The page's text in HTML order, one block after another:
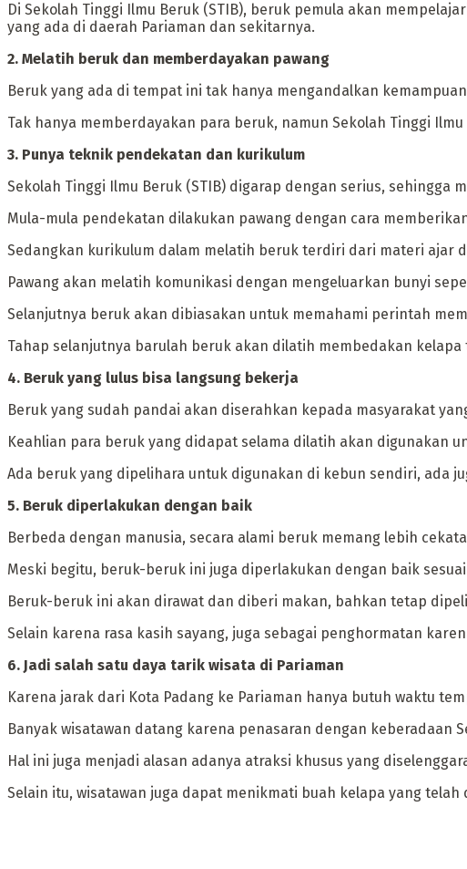
‎Di Sekolah Tinggi Ilmu Beruk (STIB), beruk pemula akan
yang ada di daerah Pariaman dan sekitarnya.
‎2. Melatih beruk dan memberdayakan pawang
‎Beruk yang ada di tempat ini tak hanya mengandalkan
‎Tak hanya memberdayakan para beruk, namun Sekolah Tinggi
‎3. Punya teknik pendekatan dan kurikulum
‎Sekolah Tinggi Ilmu Beruk (STIB) digarap dengan serius,
Mula-mula pendekatan dilakukan pawang dengan cara
Sedangkan kurikulum dalam melatih beruk terdiri dari materi ajar
Pawang akan melatih komunikasi dengan mengeluarkan bunyi
Selanjutnya beruk akan dibiasakan untuk memahami perintah
‎Tahap selanjutnya barulah beruk akan dilatih membedakan kelapa
‎4. Beruk yang lulus bisa langsung bekerja
‎Beruk yang sudah pandai akan diserahkan kepada masyarakat
‎Keahlian para beruk yang didapat selama dilatih akan digunakan
Ada beruk yang dipelihara untuk digunakan di kebun sendiri, ada
‎5. Beruk diperlakukan dengan baik
Berbeda dengan manusia, secara alami beruk memang lebih
Meski begitu, beruk-beruk ini juga diperlakukan dengan baik
Beruk-beruk ini akan dirawat dan diberi makan, bahkan tetap
Selain karena rasa kasih sayang, juga sebagai penghormatan
‎6. Jadi salah satu daya tarik wisata di Pariaman
‎Karena jarak dari Kota Padang ke Pariaman hanya butuh waktu
‎Banyak wisatawan datang karena penasaran dengan keberadaan
Hal ini juga menjadi alasan adanya atraksi khusus yang
Selain itu, wisatawan juga dapat menikmati buah kelapa yang